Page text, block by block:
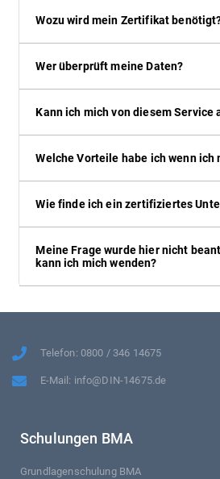
Wozu wird mein Zertifikat
Wer überprüft meine Daten?
Kann ich mich von diesem Service
Welche Vorteile habe ich wenn ich
Wie finde ich ein zertifiziertes
Meine Frage wurde hier nicht
kann ich mich wenden?
Telefon: 0800 / 346 14675
E-Mail: info@DIN-14675.de
Schulungen BMA
Grundlagenschulung BMA